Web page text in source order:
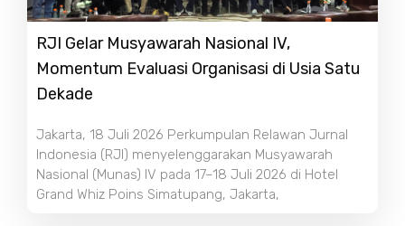
RJI Gelar Musyawarah Nasional IV,
Momentum Evaluasi Organisasi di Usia Satu
Dekade
Jakarta, 18 Juli 2026 Perkumpulan Relawan Jurnal
Indonesia (RJI) menyelenggarakan Musyawarah
Nasional (Munas) IV pada 17–18 Juli 2026 di Hotel
Grand Whiz Poins Simatupang, Jakarta,